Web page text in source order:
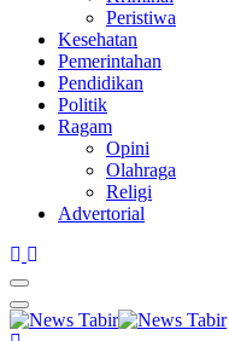
Peristiwa
Kesehatan
Pemerintahan
Pendidikan
Politik
Ragam
Opini
Olahraga
Religi
Advertorial